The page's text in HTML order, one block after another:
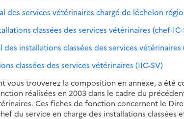
services vétérinaires chargé de léchelon
classées des services vétérinaires (chef-
installations classées des services vétérinaires
classées des services vétérinaires (IIC-SV)
vous trouverez la composition en annexe, a été
réalisées en 2003 dans le cadre du
Ces fiches de fonction concernent le
du service en charge des installations classées